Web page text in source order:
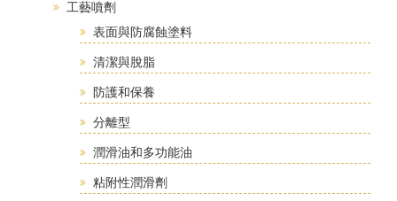
工藝噴劑
表面與防腐蝕塗料
清潔與脫脂
防護和保養
分離型
潤滑油和多功能油
粘附性潤滑劑